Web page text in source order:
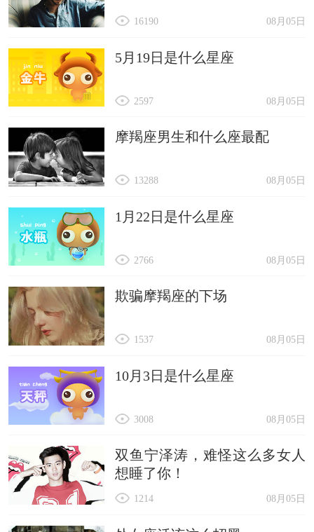
08月05日
16190
5月19日是什么星座
08月05日
2597
摩羯座男生和什么座最配
08月05日
13288
1月22日是什么星座
08月05日
2766
欺骗摩羯座的下场
08月05日
1537
10月3日是什么星座
08月05日
3008
双鱼宁泽涛，难怪这么多女人
想睡了你！
08月05日
1214